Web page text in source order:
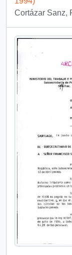
Cortázar Sanz,